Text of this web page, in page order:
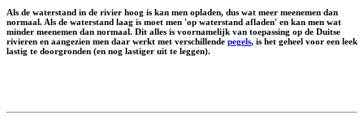
Als de waterstand in de rivier hoog is kan men opladen, dus wat meer meenemen dan
normaal. Als de waterstand laag is moet men 'op waterstand afladen' en kan men wat
minder meenemen dan normaal. Dit alles is voornamelijk van toepassing op de Duitse
rivieren en aangezien men daar werkt met verschillende pegels, is het geheel voor een leek
lastig te doorgronden (en nog lastiger uit te leggen).